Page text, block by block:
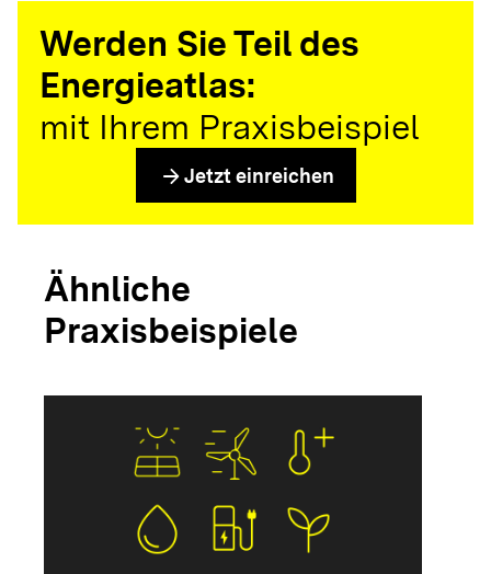
Werden Sie Teil des
Energieatlas:
mit Ihrem Praxisbeispiel
arrow_forward Jetzt einreichen
Ähnliche
Praxisbeispiele